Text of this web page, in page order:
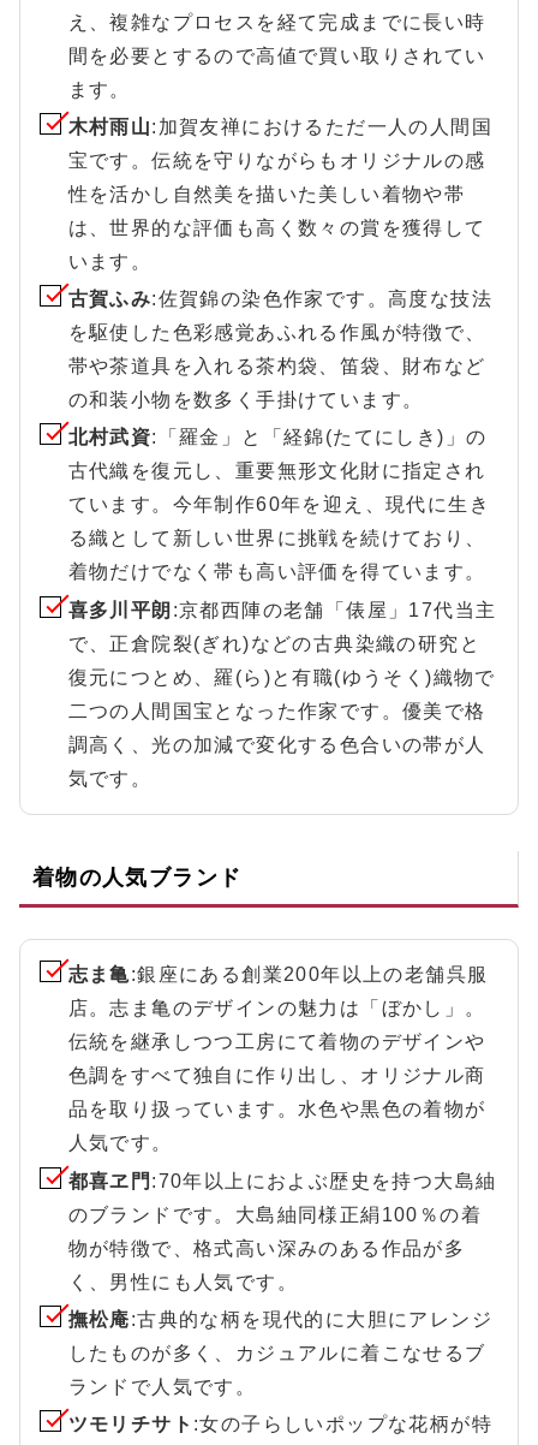
え、複雑なプロセスを経て完成までに長い時
間を必要とするので高値で買い取りされてい
ます。
木村雨山:加賀友禅におけるただ一人の人間国
宝です。伝統を守りながらもオリジナルの感
性を活かし自然美を描いた美しい着物や帯
は、世界的な評価も高く数々の賞を獲得して
います。
古賀ふみ:佐賀錦の染色作家です。高度な技法
を駆使した色彩感覚あふれる作風が特徴で、
帯や茶道具を入れる茶杓袋、笛袋、財布など
の和装小物を数多く手掛けています。
北村武資:「羅金」と「経錦(たてにしき)」の
古代織を復元し、重要無形文化財に指定され
ています。今年制作60年を迎え、現代に生き
る織として新しい世界に挑戦を続けており、
着物だけでなく帯も高い評価を得ています。
喜多川平朗 :京都西陣の老舗「俵屋」17代当主
で、正倉院裂(ぎれ)などの古典染織の研究と
復元につとめ、羅(ら)と有職(ゆうそく)織物で
二つの人間国宝となった作家です。優美で格
調高く、光の加減で変化する色合いの帯が人
気です。
着物の人気ブランド
志ま亀:銀座にある創業200年以上の老舗呉服
店。志ま亀のデザインの魅力は「ぼかし」。
伝統を継承しつつ工房にて着物のデザインや
色調をすべて独自に作り出し、オリジナル商
品を取り扱っています。水色や黒色の着物が
人気です。
都喜ヱ門 :70年以上におよぶ歴史を持つ大島紬
のブランドです。大島紬同様正絹100％の着
物が特徴で、格式高い深みのある作品が多
く、男性にも人気です。
撫松庵:古典的な柄を現代的に大胆にアレンジ
したものが多く、カジュアルに着こなせるブ
ランドで人気です。
ツモリチサト :女の子らしいポップな花柄が特